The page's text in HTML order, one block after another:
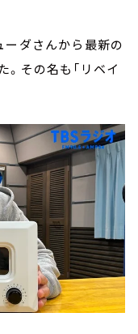
ーダさんから最新の
その名も「リベイ